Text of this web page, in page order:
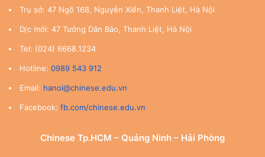
Trụ sở: 47 Ngõ 168, Nguyễn Xiển, Thanh Liệt, Hà Nội
D/c mới: 47 Tưởng Dân Bảo, Thanh Liệt, Hà Nội
Tel: (024) 6668.1234
Hotline: 0989 543 912
Email: hanoi@chinese.edu.vn
Facebook: fb.com/chinese.edu.vn
Chinese Tp.HCM – Quảng Ninh – Hải Phòng